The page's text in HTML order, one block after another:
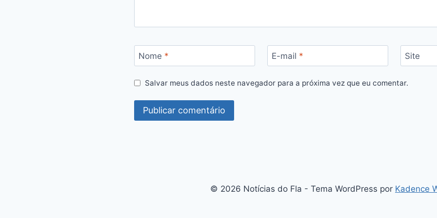
Nome * E-mail * Site
Salvar meus dados neste navegador para a próxima vez que eu comentar.
© 2026 Notícias do Fla - Tema WordPress por Kadence